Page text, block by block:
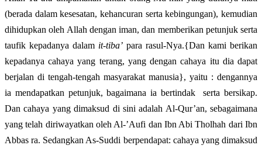
(berada dalam kesesatan, kehancuran serta kebingungan), kemudian
dihidupkan oleh Allah dengan iman, dan memberikan petunjuk serta
taufik kepadanya dalam it-tiba’ para rasul-Nya.{Dan kami berikan
kepadanya cahaya yang terang, yang dengan cahaya itu dia dapat
berjalan di tengah-tengah masyarakat manusia}, yaitu : dengannya
ia mendapatkan petunjuk, bagaimana ia bertindak
serta bersikap.
Dan cahaya yang dimaksud di sini adalah Al-Qur’an, sebagaimana
yang telah diriwayatkan oleh Al-’Aufi dan Ibn Abi Tholhah dari Ibn
Abbas ra. Sedangkan As-Suddi berpendapat: cahaya yang dimaksud